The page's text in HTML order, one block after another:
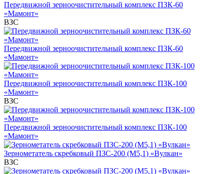
Передвижной зерноочистительный комплекс ПЗК-60
«Мамонт»
ВЗС
Передвижной зерноочистительный комплекс ПЗК-60
«Мамонт»
Передвижной зерноочистительный комплекс ПЗК-100
«Мамонт»
ВЗС
Передвижной зерноочистительный комплекс ПЗК-100
«Мамонт»
Зернометатель скребковый ПЗС-200 (М5,1) «Вулкан»
ВЗС